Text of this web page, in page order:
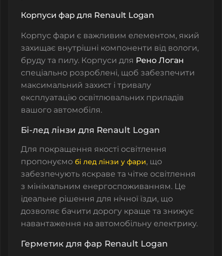
Корпуси фар для Renault Logan
Корпус фари є важливим елементом, який
захищає внутрішні компоненти від вологи,
бруду та пилу. Корпуси для Рено Логан
спеціально розроблені, щоб забезпечити
максимальний захист і тривалу
експлуатацію освітлювальних приладів
вашого автомобіля.
Бі-лед лінзи для Renault Logan
Для покращення якості освітлення
пропонуємо бі лед лінзи у фари, що
забезпечують яскраве та чітке освітлення
з мінімальним енергоспоживанням. Це
ідеальне рішення для нічної їзди, що
дозволяє бачити дорогу краще та знижує
навантаження на автомобільну електрику.
Герметик для фар Renault Logan